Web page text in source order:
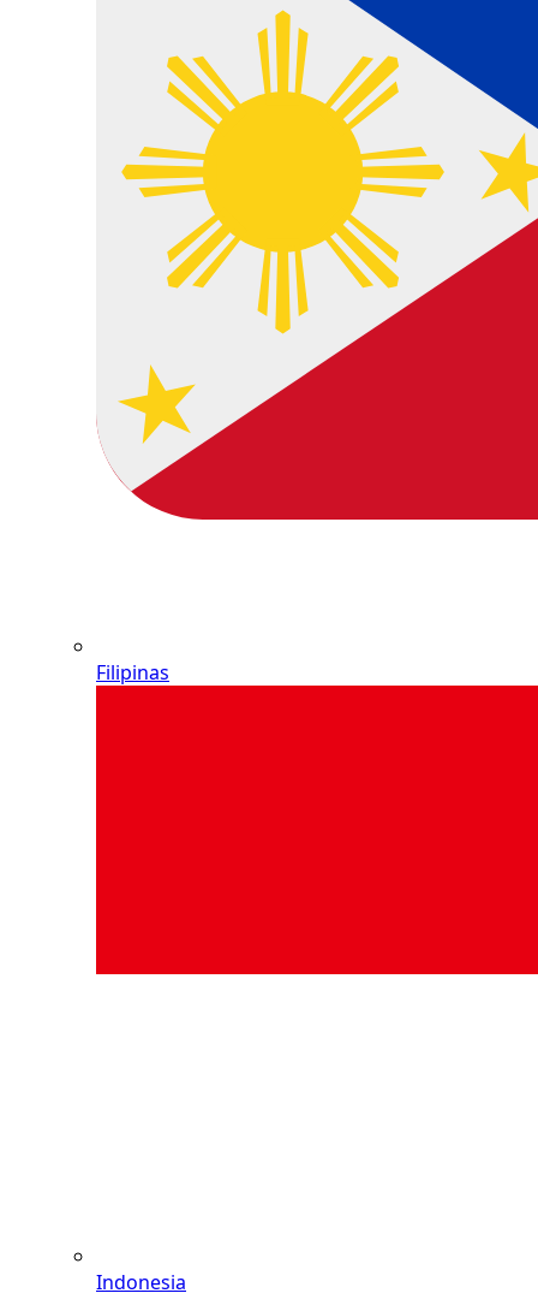
Filipinas
Indonesia